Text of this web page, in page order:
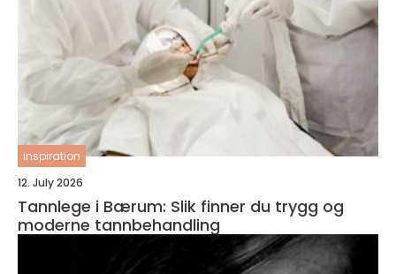
inspiration
12. July 2026
Tannlege i Bærum: Slik finner du trygg og
moderne tannbehandling